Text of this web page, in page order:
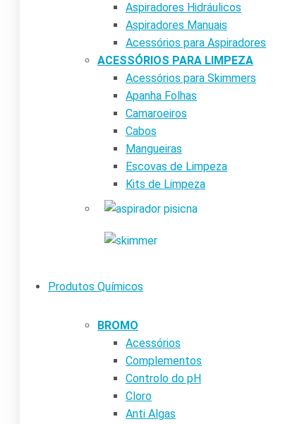
Aspiradores Hidráulicos
Aspiradores Manuais
Acessórios para Aspiradores
ACESSÓRIOS PARA LIMPEZA
Acessórios para Skimmers
Apanha Folhas
Camaroeiros
Cabos
Mangueiras
Escovas de Limpeza
Kits de Limpeza
Produtos Químicos
BROMO
Acessórios
Complementos
Controlo do pH
Cloro
Anti Algas